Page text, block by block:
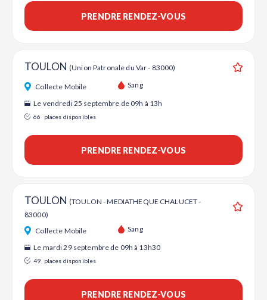
PRENDRE RENDEZ-VOUS
TOULON (Union Patronale du Var - 83000)
Collecte Mobile Sang
Le vendredi 25 septembre de 09h à 13h
66 places disponibles
PRENDRE RENDEZ-VOUS
TOULON (TOULON - MEDIATHEQUE CHALUCET -
83000)
Collecte Mobile Sang
Le mardi 29 septembre de 09h à 13h30
49 places disponibles
PRENDRE RENDEZ-VOUS